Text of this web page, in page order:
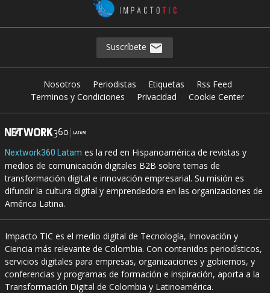
Suscríbete
Nosotros Periodistas Etiquetas
Rss Feed
Terminos y Condiciones
Privacidad Cookie Center
Nextwork360 Latam es la red en Hispanoamérica de revistas y
medios de comunicación digitales B2B sobre temas de
transformación digital e innovación empresarial. Su misión es
difundir la cultura digital y emprendedora en las organizaciones de
América Latina.
Impacto TIC es el medio digital de Tecnología, Innovación y
Ciencia más relevante de Colombia. Con contenidos periodísticos,
servicios digitales para empresas, organizaciones y gobiernos, y
conferencias y programas de formación e inspiración, aporta a la
Transformación Digital de Colombia y Latinoamérica.